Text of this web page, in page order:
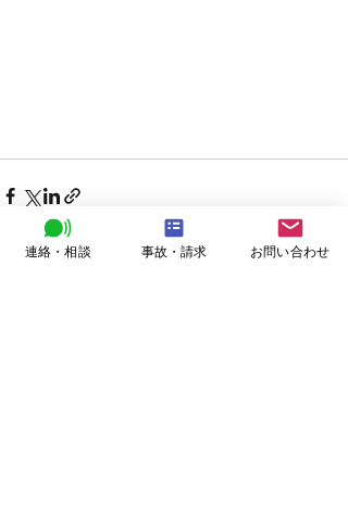
連絡・相談 事故・請求 お問い合わせ